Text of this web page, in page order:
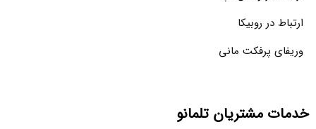
ارتباط در روبیکا
وریفای پرفکت مانی
خدمات مشتریان تلمانو